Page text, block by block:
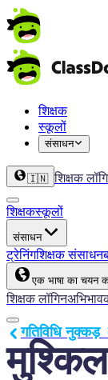
शिक्षक
स्कूलों
संसाधन
🇮🇳 शिक्षक
शिक्षकस्कूलों
संसाधन
ट्रेनिंगशिक्षक संसाधन
एक भाषा का चयन
शिक्षक लॉगिन
मुश्किल
गतिविधि नुक्कड़